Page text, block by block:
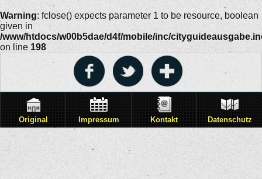
Warning: fclose() expects parameter 1 to be resource, boolean
given in
/www/htdocs/w00b5dae/d4f/mobile/inc/
on line 198
Original Impressum Kontakt Datenschutz